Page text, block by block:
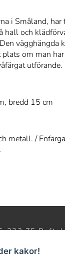
i Småland,
hall och
vägghängda
om man
utförande.
bredd 15 cm
metall. /
333 75
kakor!